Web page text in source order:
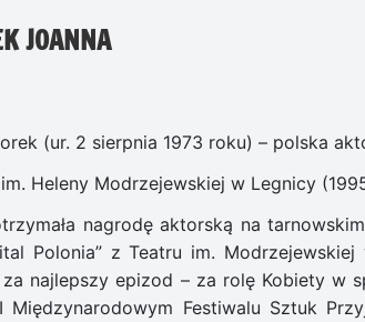
JOANNA
(ur. 2 sierpnia 1973 roku) – polska
Heleny Modrzejewskiej w Legnicy
nagrodę aktorską na
Polonia” z Teatru im.
najlepszy epizod – za rolę Kobiety w
Międzynarodowym Festiwalu Sztuk